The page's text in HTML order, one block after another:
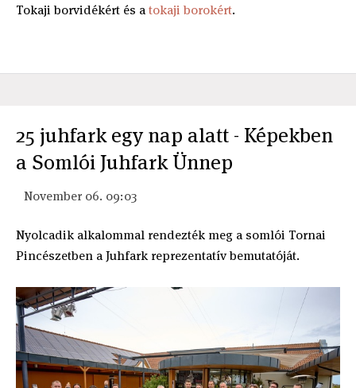
Tokaji borvidékért és atokaji borokért.
25 juhfark egy nap alatt - Képekben
a Somlói Juhfark Ünnep
November 06. 09:03
Nyolcadik alkalommal rendezték meg a somlói Tornai
Pincészetben a Juhfark reprezentatív bemutatóját.